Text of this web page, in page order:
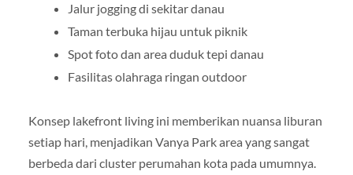
Jalur jogging di sekitar danau
Taman terbuka hijau untuk piknik
Spot foto dan area duduk tepi danau
Fasilitas olahraga ringan outdoor
Konsep lakefront living ini memberikan nuansa liburan
setiap hari, menjadikan Vanya Park area yang sangat
berbeda dari cluster perumahan kota pada umumnya.